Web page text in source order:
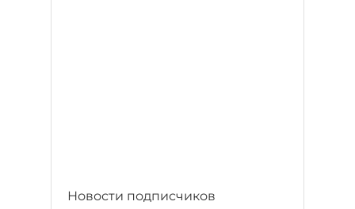
Новости подписчиков